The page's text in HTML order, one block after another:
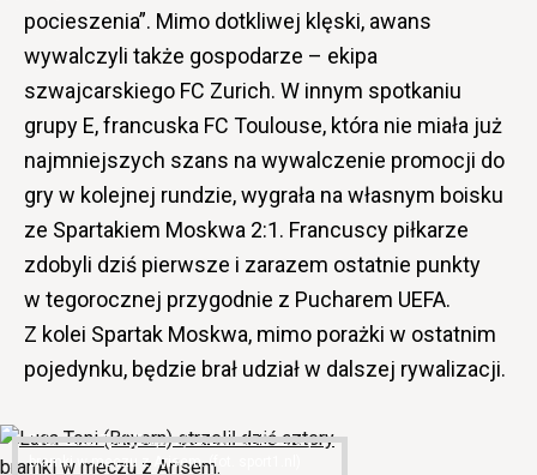
pocieszenia”. Mimo dotkliwej klęski, awans
wywalczyli także gospodarze – ekipa
szwajcarskiego FC Zurich. W innym spotkaniu
grupy E, francuska FC Toulouse, która nie miała już
najmniejszych szans na wywalczenie promocji do
gry w kolejnej rundzie, wygrała na własnym boisku
ze Spartakiem Moskwa 2:1. Francuscy piłkarze
zdobyli dziś pierwsze i zarazem ostatnie punkty
w tegorocznej przygodnie z Pucharem UEFA.
Z kolei Spartak Moskwa, mimo porażki w ostatnim
pojedynku, będzie brał udział w dalszej rywalizacji.
Luca Toni (Bayern) strzelił dziś cztery
bramki w meczu z Arisem. (fot. sport1.nl)